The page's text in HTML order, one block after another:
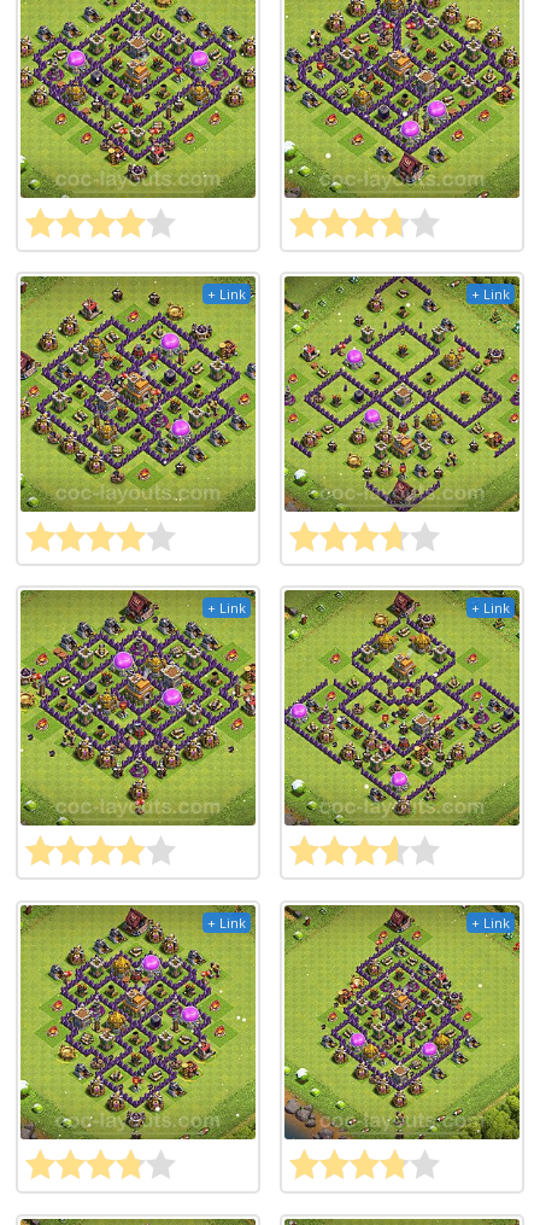
+ Link + Link
+ Link + Link
+ Link + Link